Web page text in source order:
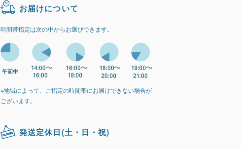
お届けについて
時間帯指定は次の中からお選びできます。
※地域によって、ご指定の時間帯にお届けできない場合が
ございます。
発送定休日(土・日・祝)